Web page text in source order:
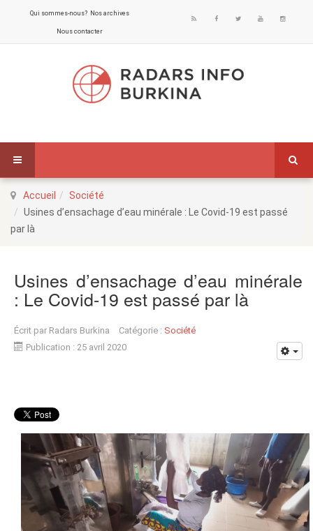
Qui sommes-nous? Nos archives
Nous contacter
Accueil
Société
Usines d’ensachage d’eau minérale : Le Covid-19 est passé
par là
Usines d’ensachage d’eau minérale
: Le Covid-19 est passé par là
Écrit par Radars Burkina Catégorie : Société
Publication : 25 avril 2020